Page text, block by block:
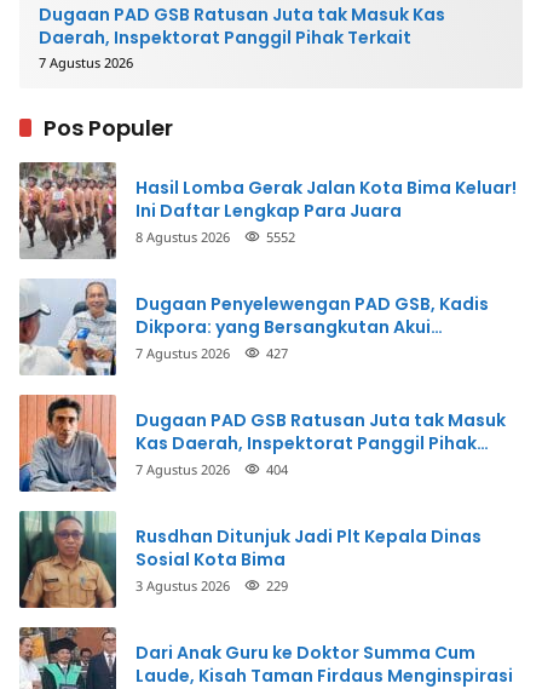
Dugaan PAD GSB Ratusan Juta tak Masuk Kas
Daerah, Inspektorat Panggil Pihak Terkait
7 Agustus 2026
Pos Populer
Hasil Lomba Gerak Jalan Kota Bima Keluar!
Ini Daftar Lengkap Para Juara
8 Agustus 2026 5552
Dugaan Penyelewengan PAD GSB, Kadis
Dikpora: yang Bersangkutan Akui
Perbuatannya dan Siap Mengembalikan
7 Agustus 2026 427
Dugaan PAD GSB Ratusan Juta tak Masuk
Kas Daerah, Inspektorat Panggil Pihak
Terkait
7 Agustus 2026 404
Rusdhan Ditunjuk Jadi Plt Kepala Dinas
Sosial Kota Bima
3 Agustus 2026 229
Dari Anak Guru ke Doktor Summa Cum
Laude, Kisah Taman Firdaus Menginspirasi